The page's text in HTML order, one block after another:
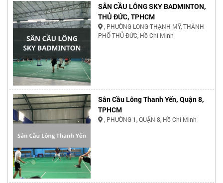
SÂN CẦU LÔNG SKY BADMINTON,
THỦ ĐỨC, TPHCM
, PHƯỜNG LONG THẠNH MỸ, THÀNH
PHỐ THỦ ĐỨC, Hồ Chí Minh
Sân Cầu Lông Thanh Yến, Quận 8,
TPHCM
, PHƯỜNG 1, QUẬN 8, Hồ Chí Minh